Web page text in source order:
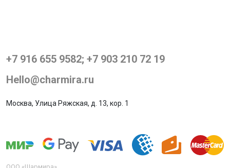
+7 916 655 9582; +7 903 210 72 19
Hello@charmira.ru
Москва, Улица Ряжская, д. 13, кор. 1